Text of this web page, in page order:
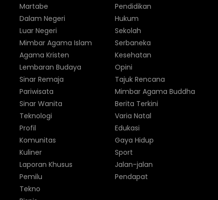
Martabe
Dalam Negeri
Luar Negeri
Pendidikan
Hukum
Sekolah
Mimbar Agama Islam
Agama Kristen
Lembaran Budaya
Sinar Remaja
Pariwisata
Sinar Wanita
Serbaneka
Kesehatan
Opini
Tajuk Rencana
Mimbar Agama Buddha
Berita Terkini
Teknologi
Profil
Komunitas
Kuliner
Laporan Khusus
Pemilu
Varia Natal
Edukasi
Gaya Hidup
Sport
Jalan-jalan
Pendapat
Tekno